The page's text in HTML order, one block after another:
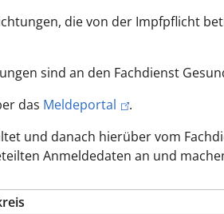
die von der Impfpflicht
sind an den Fachdienst
das Meldeportal
.
und danach hierüber vom
Anmeldedaten an und